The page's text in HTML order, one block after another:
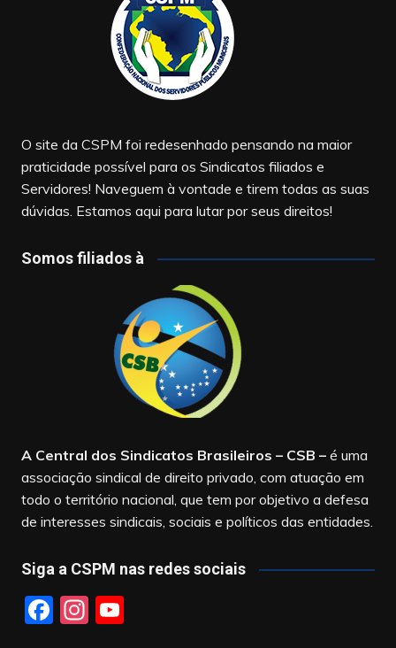
O site da CSPM foi redesenhado pensando na maior
praticidade possível para os Sindicatos filiados e
Servidores! Naveguem à vontade e tirem todas as suas
dúvidas. Estamos aqui para lutar por seus direitos!
Somos filiados à
A Central dos Sindicatos Brasileiros – CSB –é uma
associação sindical de direito privado, com atuação em
todo o território nacional, que tem por objetivo a defesa
de interesses sindicais, sociais e políticos das entidades.
Siga a CSPM nas redes sociais
F In Y